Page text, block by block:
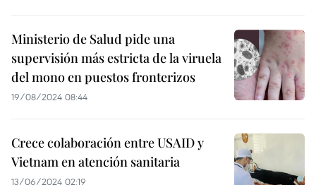
Ministerio de Salud pide una
supervisión más estricta de la viruela
del mono en puestos fronterizos
19/08/2024 08:44
Crece colaboración entre USAID y
Vietnam en atención sanitaria
13/06/2024 02:19